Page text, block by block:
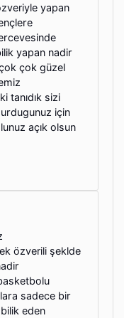
yapan
yapan nadir
çok çok güzel
tanıdık sizi
için
açık olsun
özverili şeklde
sadece bir
eden